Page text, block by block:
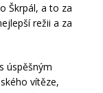
Škrpál, a to za
režii a za
úspěšným
vítěze,